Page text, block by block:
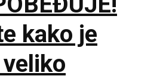
kako je